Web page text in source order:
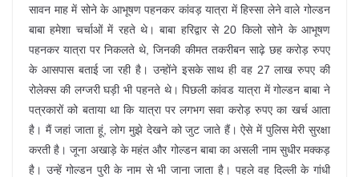
सावन माह में सोने के आभूषण पहनकर कांवड़ यात्रा में हिस्सा लेने वाले गोल्डन
बाबा हमेशा चर्चाओं में रहते थे। बाबा हरिद्वार से 20 किलो सोने के आभूषण
पहनकर यात्रा पर निकलते थे, जिनकी कीमत तकरीबन साढ़े छह करोड़ रुपए
के आसपास बताई जा रही है। उन्होंने इसके साथ ही वह 27 लाख रुपए की
रोलेक्स की लग्जरी घड़ी भी पहनते थे। पिछली कांवड यात्रा में गोल्डन बाबा ने
पत्रकारों को बताया था कि यात्रा पर लगभग सवा करोड़ रुपए का खर्च आता
है। मैं जहां जाता हूं, लोग मुझे देखने को जुट जाते हैं। ऐसे में पुलिस मेरी सुरक्षा
करती है। जूना अखाड़े के महंत और गोल्डन बाबा का असली नाम सुधीर मक्कड़
है। उन्हें गोल्डन पुरी के नाम से भी जाना जाता है। पहले वह दिल्ली के गांधी